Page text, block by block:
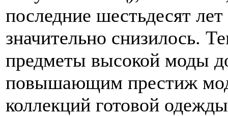
последние шестьдесят
значительно снизилось.
предметы высокой моды
повышающим престиж
коллекций готовой